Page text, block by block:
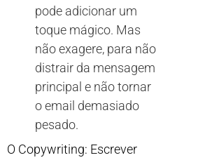
pode adicionar um
toque mágico. Mas
não exagere, para não
distrair da mensagem
principal e não tornar
o email demasiado
pesado.
O Copywriting: Escrever